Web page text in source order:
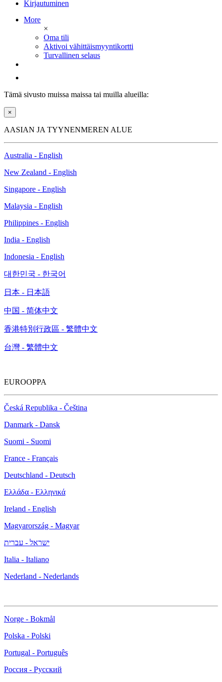
Kirjautuminen
More
×
Oma tili
Aktivoi vähittäismyyntikortti
Turvallinen selaus
Tämä sivusto muissa maissa tai muilla alueilla:
×
AASIAN JA TYYNENMEREN ALUE
Australia - English
New Zealand - English
Singapore - English
Malaysia - English
Philippines - English
India - English
Indonesia - English
대한민국 - 한국어
日本 - 日本語
中国 - 简体中文
香港特別行政區 - 繁體中文
台灣 - 繁體中文
EUROOPPA
Česká Republika - Čeština
Danmark - Dansk
Suomi - Suomi
France - Français
Deutschland - Deutsch
Ελλάδα - Ελληνικά
Ireland - English
Magyarország - Magyar
ישראל - עברית
Italia - Italiano
Nederland - Nederlands
Norge - Bokmål
Polska - Polski
Portugal - Português
Россия - Русский